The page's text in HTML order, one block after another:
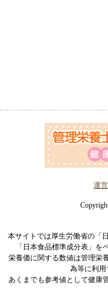
運
本サイトでは厚生労働省の「
「日本食品標準成分表」を
栄養価に関する数値は管理栄
為等に利用
あくまでも参考値として健康